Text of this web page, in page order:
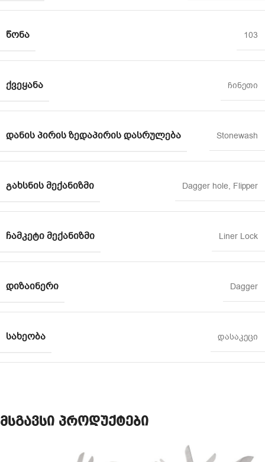
ᲬᲝᲜᲐ 103
ᲥᲕᲔᲧᲐᲜᲐ ჩინეთი
ᲓᲐᲜᲘᲡ ᲞᲘᲠᲘᲡ ᲖᲔᲓᲐᲞᲘᲠᲘᲡ ᲓᲐᲡᲠᲣᲚᲔᲑᲐ Stonewash
ᲒᲐᲮᲡᲜᲘᲡ ᲛᲔᲥᲐᲜᲘᲖᲛᲘ Dagger hole, Flipper
ᲩᲐᲛᲙᲔᲢᲘ ᲛᲔᲥᲐᲜᲘᲖᲛᲘ Liner Lock
ᲓᲘᲖᲐᲘᲜᲔᲠᲘ Dagger
ᲡᲐᲮᲔᲝᲑᲐ დასაკეცი
მსგავსი პროდუქტები